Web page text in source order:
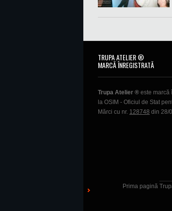
TRUPA ATELIER ®
MARCĂ ÎNREGISTRATĂ
Trupa Atelier ® este marcă
la OSIM - Oficiul de Stat
Mărci cu nr. 128748 din 28/
Prima pagină